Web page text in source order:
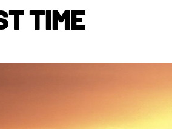
TIME